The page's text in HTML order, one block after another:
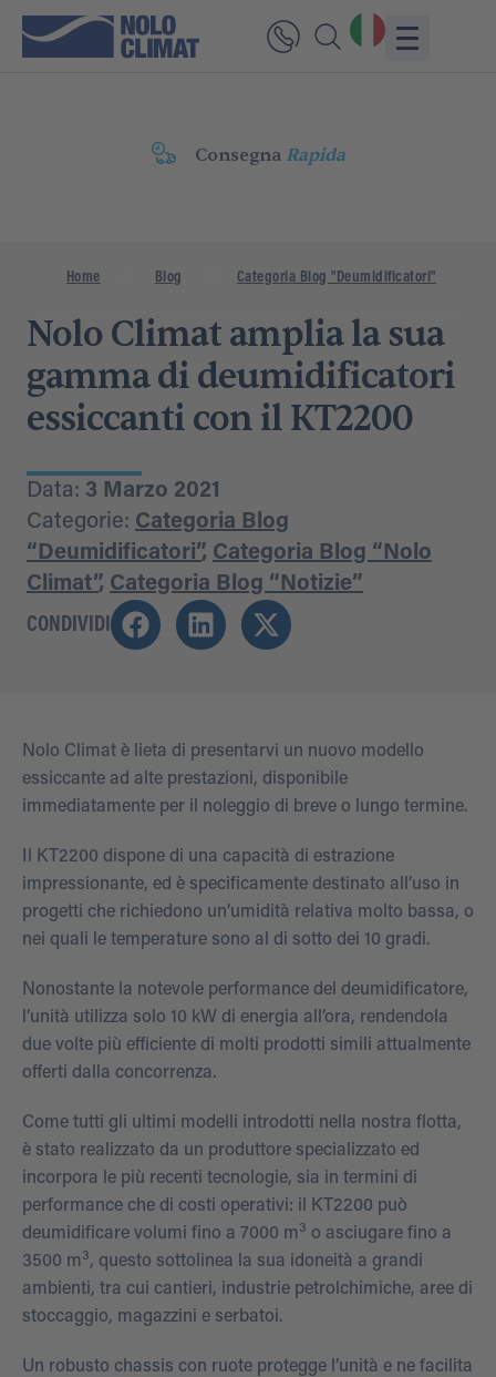
Consegna Rapida
Home Blog Categoria Blog "Deumidificatori"
Nolo Climat amplia la sua
gamma di deumidificatori
essiccanti con il KT2200
Data: 3 Marzo 2021
Categorie: Categoria Blog
“Deumidificatori”, Categoria Blog “Nolo
Climat”, Categoria Blog “Notizie”
CONDIVIDI
Nolo Climat è lieta di presentarvi un nuovo modello
essiccante ad alte prestazioni, disponibile
immediatamente per il noleggio di breve o lungo termine.
Il KT2200 dispone di una capacità di estrazione
impressionante, ed è specificamente destinato all’uso in
progetti che richiedono un’umidità relativa molto bassa, o
nei quali le temperature sono al di sotto dei 10 gradi.
Nonostante la notevole performance del deumidificatore,
l’unità utilizza solo 10 kW di energia all’ora, rendendola
due volte più efficiente di molti prodotti simili attualmente
offerti dalla concorrenza.
Come tutti gli ultimi modelli introdotti nella nostra flotta,
è stato realizzato da un produttore specializzato ed
incorpora le più recenti tecnologie, sia in termini di
performance che di costi operativi: il KT2200 può
deumidificare volumi fino a 7000 m3 o asciugare fino a
3500 m3, questo sottolinea la sua idoneità a grandi
ambienti, tra cui cantieri, industrie petrolchimiche, aree di
stoccaggio, magazzini e serbatoi.
Un robusto chassis con ruote protegge l’unità e ne facilita